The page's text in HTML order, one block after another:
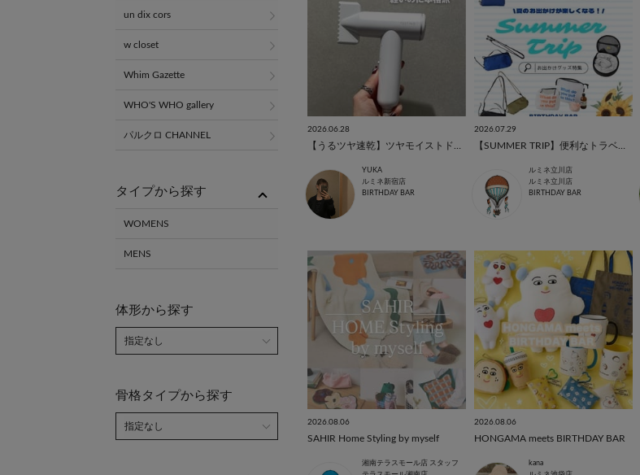
2026.06.28
YUKA
ルミネ新宿店
BIRTHDAY BAR
2026.07.29
ルミネ立川店
ルミネ立川店
BIRTHDAY BAR
2026.08.06
SAHIR Home Styling by myself
湘南テラスモール店 スタッフ
2026.08.06
HONGAMA meets BIRTHDAY BAR
kana
un dix cors
w closet
Whim Gazette
WHO'S WHO gallery
パルクロ CHANNEL
タイプから探す
WOMENS
MENS
体形から探す
骨格タイプから探す